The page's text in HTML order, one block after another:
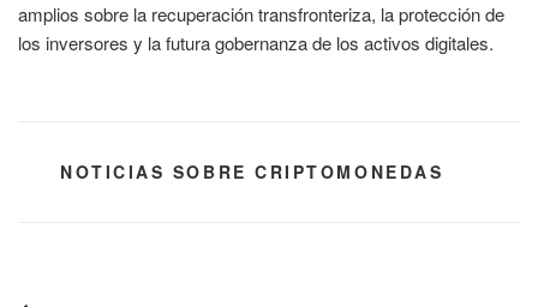
amplios sobre la recuperación transfronteriza, la protección de
los inversores y la futura gobernanza de los activos digitales.
CATEGORÍAS
NOTICIAS SOBRE CRIPTOMONEDAS